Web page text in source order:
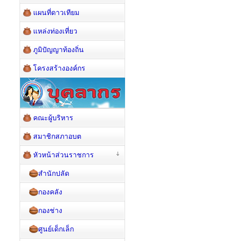
แผนที่ดาวเทียม
แหล่งท่องเที่ยว
ภูมิปัญญาท้องถิ่น
โครงสร้างองค์กร
คณะผู้บริหาร
สมาชิกสภาอบต
หัวหน้าส่วนราชการ
สำนักปลัด
กองคลัง
กองช่าง
ศูนย์เด็กเล็ก